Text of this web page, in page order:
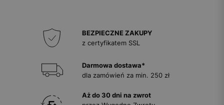
BEZPIECZNE ZAKUPY
z certyfikatem SSL
Darmowa dostawa*
dla zamówień za min. 250 zł
Aż do 30 dni na zwrot